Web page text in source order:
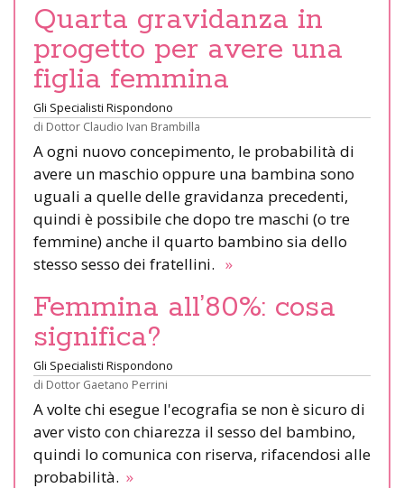
Quarta gravidanza in
progetto per avere una
figlia femmina
Gli Specialisti Rispondono
di Dottor Claudio Ivan Brambilla
A ogni nuovo concepimento, le probabilità di
avere un maschio oppure una bambina sono
uguali a quelle delle gravidanza precedenti,
quindi è possibile che dopo tre maschi (o tre
femmine) anche il quarto bambino sia dello
stesso sesso dei fratellini. »
Femmina all’80%: cosa
significa?
Gli Specialisti Rispondono
di Dottor Gaetano Perrini
A volte chi esegue l'ecografia se non è sicuro di
aver visto con chiarezza il sesso del bambino,
quindi lo comunica con riserva, rifacendosi alle
probabilità. »